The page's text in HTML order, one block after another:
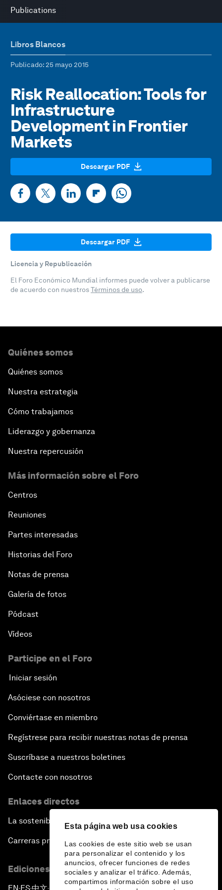
Esta página web usa cookies
Las cookies de este sitio web se usan
para personalizar el contenido y los
anuncios, ofrecer funciones de redes
sociales y analizar el tráfico. Además,
compartimos información sobre el uso
Publications
Libros Blancos
Publicado: 25 mayo 2015
Risk Reallocation: Tools for
Infrastructure
Development in Frontier
Markets
Descargar PDF
Descargar PDF
Licencia y Republicación
El Foro Económico Mundial informes puede volver a publicarse
de acuerdo con nuestrosTérminos de uso.
Quiénes somos
Quiénes somos
Nuestra estrategia
Cómo trabajamos
Liderazgo y gobernanza
Nuestra repercusión
Más información sobre el Foro
Centros
Reuniones
Partes interesadas
Historias del Foro
Notas de prensa
Galería de fotos
Pódcast
Vídeos
Participe en el Foro
Iniciar sesión
Asóciese con nosotros
Conviértase en miembro
Regístrese para recibir nuestras notas de prensa
Suscríbase a nuestros boletines
Contacte con nosotros
Enlaces directos
La sostenibilidad en el Foro
Carreras profesionales
Ediciones en otros idiomas
▪ ▪ ▪